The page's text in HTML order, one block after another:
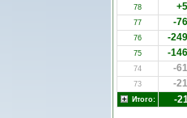
78
77
-
76
-
75
-
74
-
73
-
Итого:
-